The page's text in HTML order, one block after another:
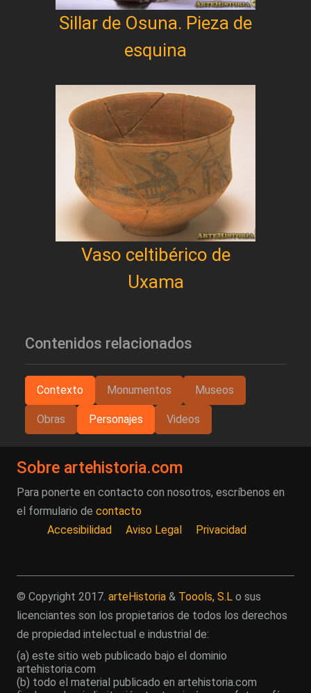
Sillar de Osuna. Pieza de
esquina
Vaso celtibérico de
Uxama
Contenidos relacionados
Contexto Monumentos Museos
Obras Personajes Videos
Sobre artehistoria.com
Para ponerte en contacto con nosotros, escríbenos en
el formulario de contacto
Accesibilidad
Aviso Legal Privacidad
© Copyright 2017. arteHistoria & Toools, S.L o sus
licenciantes son los propietarios de todos los derechos
de propiedad intelectual e industrial de:
(a) este sitio web publicado bajo el dominio
artehistoria.com
(b) todo el material publicado en artehistoria.com